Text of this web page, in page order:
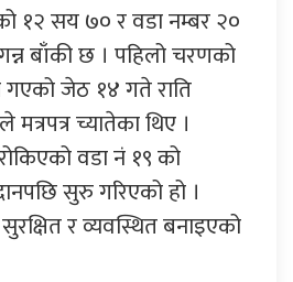
१२ सय ७० र वडा नम्बर २०
बाँकी छ । पहिलो चरणको
जेठ १४ गते राति
मत्रपत्र च्यातेका थिए ।
वडा नं १९ को
सुरु गरिएको हो ।
र व्यवस्थित बनाइएको